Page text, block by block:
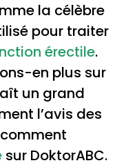
la célèbre
pour traiter
érectile.
en plus sur
un grand
l’avis des
sur DoktorABC.